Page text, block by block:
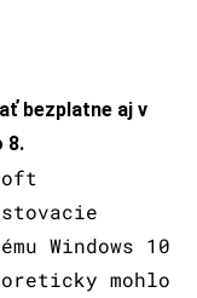
bezplatne aj v
8.
Windows 10
mohlo